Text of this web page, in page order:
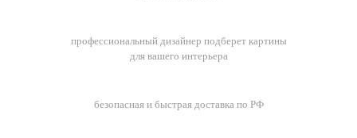
профессиональный дизайнер подберет картины
для вашего интерьера
безопасная и быстрая доставка по РФ